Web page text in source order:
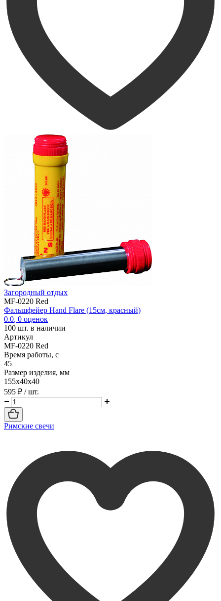
Загородный отдых
MF-0220 Red
Фальшфейер Hand Flare (15см, красный)
0.0, 0 оценок
100 шт. в наличии
Артикул
MF-0220 Red
Время работы, с
45
Размер изделия, мм
155х40х40
595 ₽ / шт.
Римские свечи